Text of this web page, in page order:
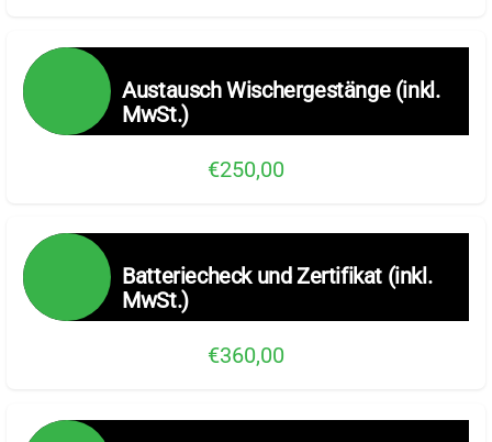
Austausch Wischergestänge (inkl.
MwSt.)
€250,00
Batteriecheck und Zertifikat (inkl.
MwSt.)
€360,00